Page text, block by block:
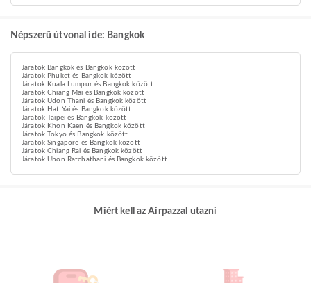
Népszerű útvonal ide: Bangkok
Járatok Bangkok és Bangkok között
Járatok Phuket és Bangkok között
Járatok Kuala Lumpur és Bangkok között
Járatok Chiang Mai és Bangkok között
Járatok Udon Thani és Bangkok között
Járatok Hat Yai és Bangkok között
Járatok Taipei és Bangkok között
Járatok Khon Kaen és Bangkok között
Járatok Tokyo és Bangkok között
Járatok Singapore és Bangkok között
Járatok Chiang Rai és Bangkok között
Járatok Ubon Ratchathani és Bangkok között
Miért kell az Airpazzal utazni